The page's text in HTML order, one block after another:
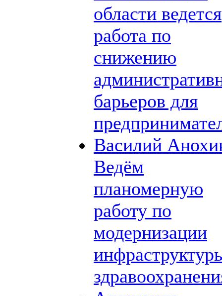
области ведется
работа по
снижению
барьеров для
Василий
Ведём
планомерную
работу по
модернизации